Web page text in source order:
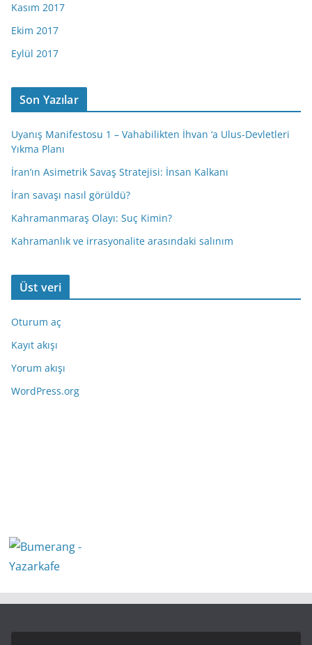
Kasım 2017
Ekim 2017
Eylül 2017
Son Yazılar
Uyanış Manifestosu 1 – Vahabilikten İhvan ‘a Ulus-Devletleri
Yıkma Planı
İran’ın Asimetrik Savaş Stratejisi: İnsan Kalkanı
İran savaşı nasıl görüldü?
Kahramanmaraş Olayı: Suç Kimin?
Kahramanlık ve irrasyonalite arasındaki salınım
Üst veri
Oturum aç
Kayıt akışı
Yorum akışı
WordPress.org